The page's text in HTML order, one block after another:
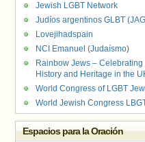
Jewish LGBT Network
Judíos argentinos GLBT
Lovejihadspain
NCI Emanuel (Judaísmo)
Rainbow Jews – Celebrating
History and Heritage in the
World Congress of LGBT
World Jewish Congress
Espacios para la Oración